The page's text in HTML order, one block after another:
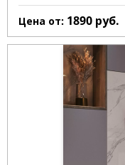
Цена от: 1890 руб.